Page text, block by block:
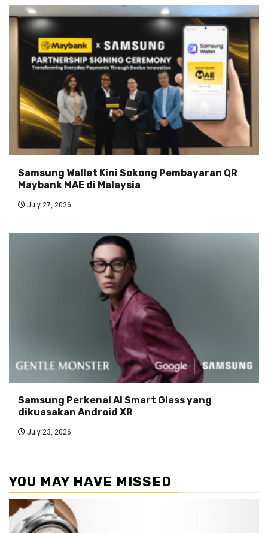
Samsung Wallet Kini Sokong Pembayaran QR
Maybank MAE di Malaysia
July 27, 2026
Samsung Perkenal AI Smart Glass yang
dikuasakan Android XR
July 23, 2026
YOU MAY HAVE MISSED